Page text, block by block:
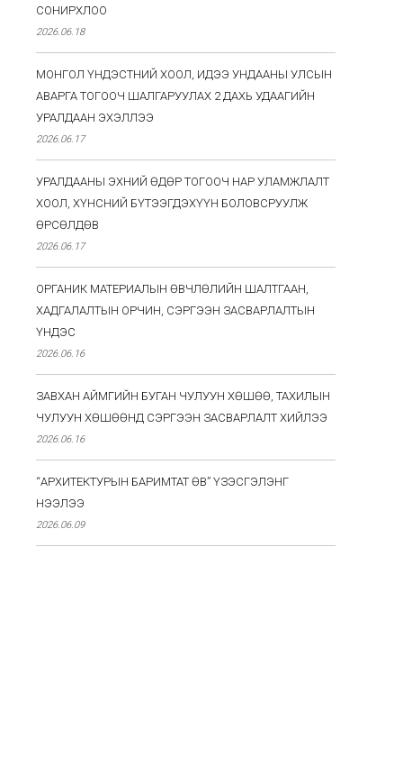
СОНИРХЛОО
2026.06.18
МОНГОЛ ҮНДЭСТНИЙ ХООЛ, ИДЭЭ УНДААНЫ УЛСЫН
АВАРГА ТОГООЧ ШАЛГАРУУЛАХ 2 ДАХЬ УДААГИЙН
УРАЛДААН ЭХЭЛЛЭЭ
2026.06.17
УРАЛДААНЫ ЭХНИЙ ӨДӨР ТОГООЧ НАР УЛАМЖЛАЛТ
ХООЛ, ХҮНСНИЙ БҮТЭЭГДЭХҮҮН БОЛОВСРУУЛЖ
ӨРСӨЛДӨВ
2026.06.17
ОРГАНИК МАТЕРИАЛЫН ӨВЧЛӨЛИЙН ШАЛТГААН,
ХАДГАЛАЛТЫН ОРЧИН, СЭРГЭЭН ЗАСВАРЛАЛТЫН
ҮНДЭС
2026.06.16
ЗАВХАН АЙМГИЙН БУГАН ЧУЛУУН ХӨШӨӨ, ТАХИЛЫН
ЧУЛУУН ХӨШӨӨНД СЭРГЭЭН ЗАСВАРЛАЛТ ХИЙЛЭЭ
2026.06.16
“АРХИТЕКТУРЫН БАРИМТАТ ӨВ” ҮЗЭСГЭЛЭНГ
НЭЭЛЭЭ
2026.06.09